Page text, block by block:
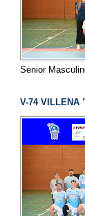
Senior
V-74 VILLENA